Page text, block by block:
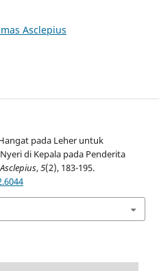
Asclepius
pada Leher untuk
di Kepala pada Penderita
,5(2), 183-195.